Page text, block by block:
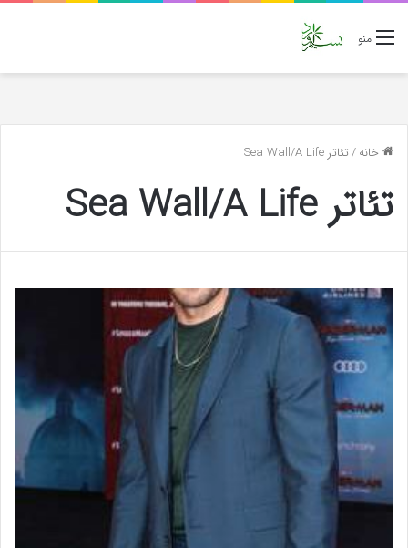
منو
خانه/تئاتر Sea Wall/A Life
تئاتر Sea Wall/A Life